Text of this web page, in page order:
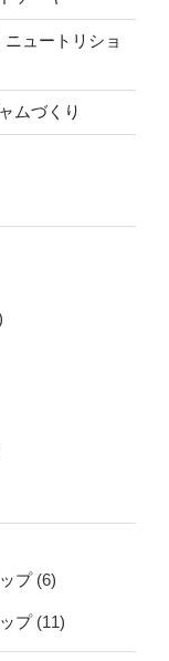
ュートリショ
ムづくり
プ(6)
プ(11)